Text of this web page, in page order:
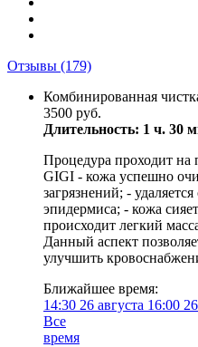
Отзывы (179)
Комбинированная
3500 руб.
Длительность: 1 ч. 30
Процедура проходит на
GIGI - кожа успешно
загрязнений; -
эпидермиса; - кожа
происходит легкий
Данный аспект
улучшить
Ближайшее время:
14:30 26 августа 16:00
Все
время